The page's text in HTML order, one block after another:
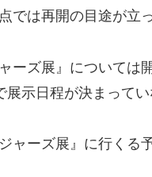
では再開の目途が立
ーズ展』については
展示日程が決まって
ャーズ展』に行く